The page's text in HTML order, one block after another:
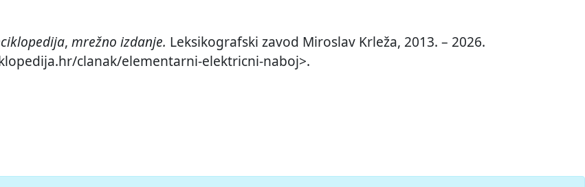
, mrežno izdanje. Leksikografski zavod Miroslav Krleža, 2013. – 2026.
clanak/elementarni-elektricni-naboj>.